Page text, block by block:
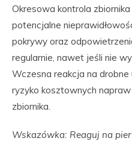
Okresowa kontrola
potencjalne
pokrywy oraz
regularnie, nawet jeśli nie
Wczesna reakcja na
ryzyko kosztownych
zbiornika.
Wskazówka: Reaguj na